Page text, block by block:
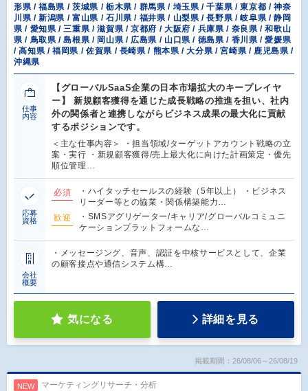
形県 / 福島県 / 茨城県 / 栃木県 / 群馬県 / 埼玉県 / 千葉県 / 東京都 / 神奈
川県 / 新潟県 / 富山県 / 石川県 / 福井県 / 山梨県 / 長野県 / 岐阜県 / 静岡
県 / 愛知県 / 三重県 / 滋賀県 / 京都府 / 大阪府 / 兵庫県 / 奈良県 / 和歌山
県 / 鳥取県 / 島根県 / 岡山県 / 広島県 / 山口県 / 徳島県 / 香川県 / 愛媛県
/ 高知県 / 福岡県 / 佐賀県 / 長崎県 / 熊本県 / 大分県 / 宮崎県 / 鹿児島県 /
沖縄県
仕事
内容
【グローバルSaaS企業の日本市場拡大のキープレイヤ
ー】 新規顧客獲得を通じた成長戦略の推進を担い、社内
外の関係者と連携しながらビジネス成果の最大化に貢献
するポジションです。
＜主な仕事内容＞ ・担当領域/ターゲットアカウント戦略の立
案・実行 ・新規顧客獲得/売上最大化に向けた計画策定・優先
順位管理…
応募
資格
必須
・ハイタッチセールスの経験（5年以上） ・ビジネス
リーダー等との協業・関係構築能力…
歓迎
・SMSアグリゲーター/キャリア/グローバルコミュニ
ケーションプラットフォームな…
会社
概要
・メッセージング、音声、認証を中核サービスとして、企業
の顧客接点や通信システム構…
気になる 詳細を見る
掲載期間：26/08/06～26/08/19
NEW マーケティングリサーチ・分析